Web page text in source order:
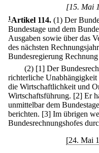
[15. Mai
1Artikel 114. (1) Der
Bundestage und dem
Ausgaben sowie über das
des nächsten
Bundesregierung
(2) [1] Der
richterliche
die Wirtschaftlichkeit und
Wirtschaftsführung. [2] Er
unmittelbar dem
berichten. [3] Im übrigen
Bundesrechnungshofes
[24. Mai